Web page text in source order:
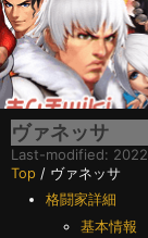
ヴァネッサ
Last-modified:
Top / ヴァネッサ
格闘家詳細
基本情報